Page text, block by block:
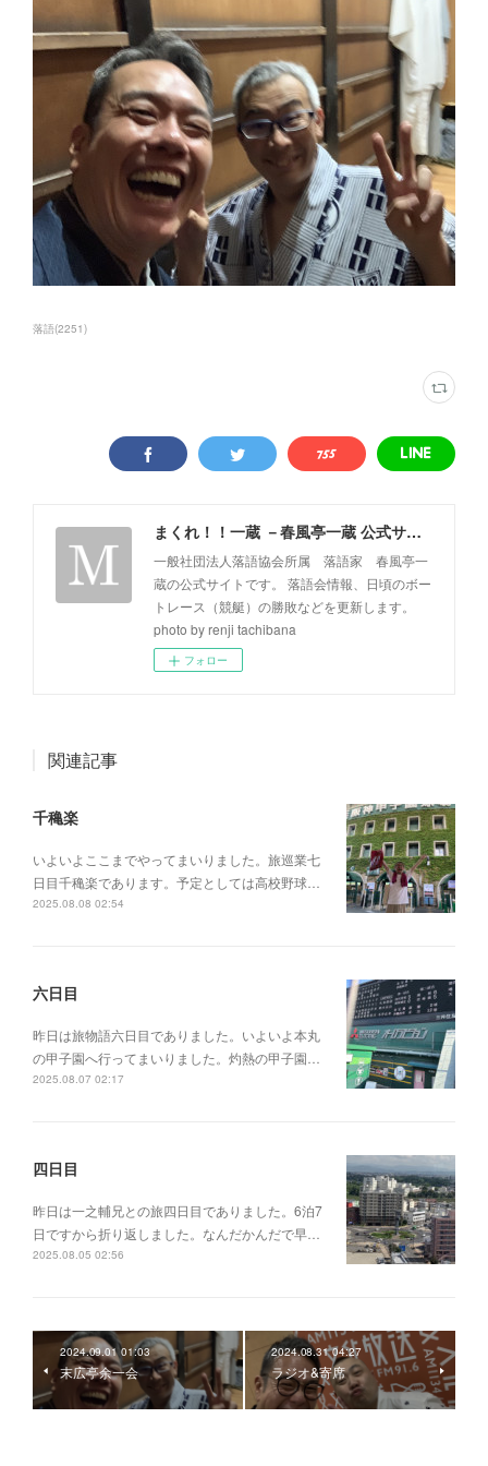
落語(2251)
まくれ！！一蔵 －春風亭一蔵 公式サイト－
一般社団法人落語協会所属 落語家 春風亭一
蔵の公式サイトです。 落語会情報、日頃のボー
トレース（競艇）の勝敗などを更新します。
photo by renji tachibana
フォロー
関連記事
千穐楽
いよいよここまでやってまいりました。旅巡業七
日目千穐楽であります。予定としては高校野球…
2025.08.08 02:54
六日目
昨日は旅物語六日目でありました。いよいよ本丸
の甲子園へ行ってまいりました。灼熱の甲子園…
2025.08.07 02:17
四日目
昨日は一之輔兄との旅四日目でありました。6泊7
日ですから折り返しました。なんだかんだで早…
2025.08.05 02:56
2024.09.01 01:03
末広亭余一会
2024.08.31 04:27
ラジオ&寄席